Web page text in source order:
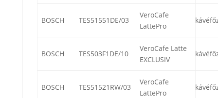
BOSCH TES51551DE/03
VeroCafe
LattePro
BOSCH TES503F1DE/10
VeroCafe Latte
EXCLUSIV
BOSCH TES51521RW/03
VeroCafe
LattePro